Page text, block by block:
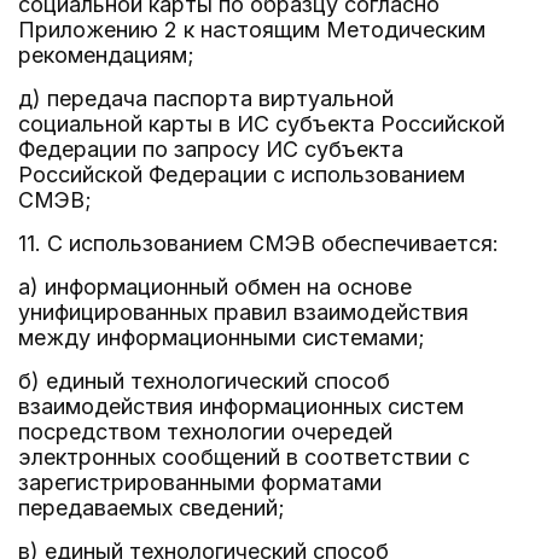
Приложению 2 к настоящим Методическим
рекомендациям;
д) передача паспорта виртуальной
социальной карты в ИС субъекта Российской
Федерации по запросу ИС субъекта
Российской Федерации с использованием
СМЭВ;
11. С использованием СМЭВ обеспечивается:
а) информационный обмен на основе
унифицированных правил взаимодействия
между информационными системами;
б) единый технологический способ
взаимодействия информационных систем
посредством технологии очередей
электронных сообщений в соответствии с
зарегистрированными форматами
передаваемых сведений;
в) единый технологический способ